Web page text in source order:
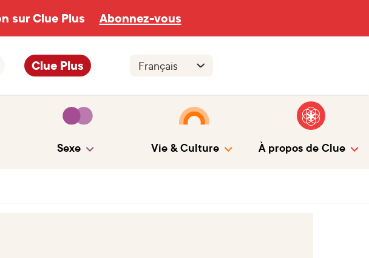
sur Clue Plus Abonnez-vous
Clue Plus
Sexe Vie & Culture À propos de Clue